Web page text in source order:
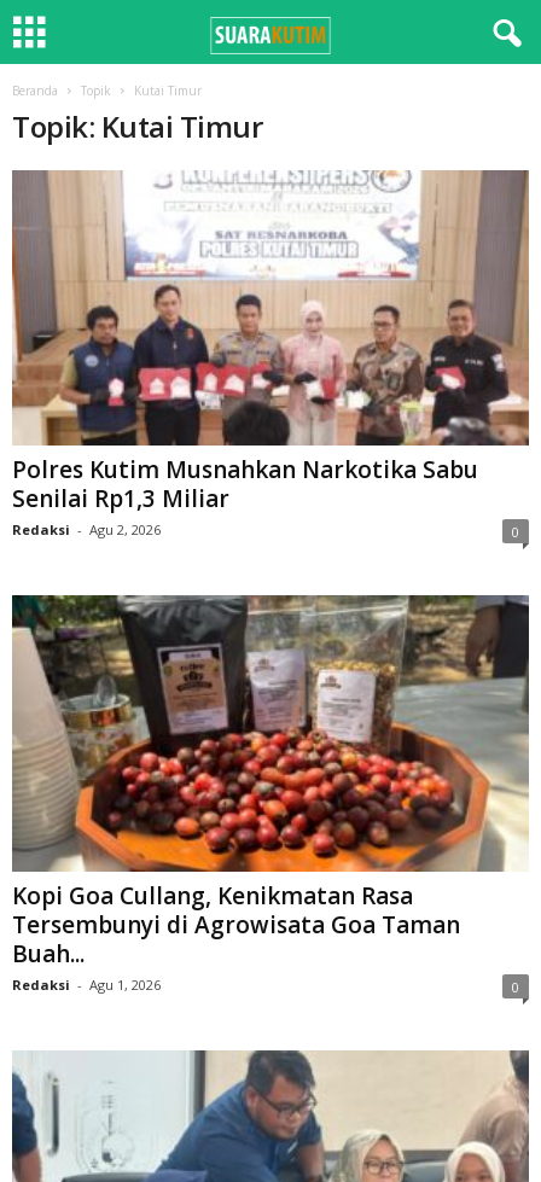
Beranda Topik Kutai Timur
Topik: Kutai Timur
Polres Kutim Musnahkan Narkotika Sabu
Senilai Rp1,3 Miliar
Redaksi - Agu 2, 2026 0
Kopi Goa Cullang, Kenikmatan Rasa
Tersembunyi di Agrowisata Goa Taman
Buah...
Redaksi - Agu 1, 2026 0